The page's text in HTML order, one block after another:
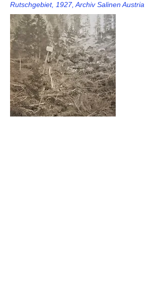
Rutschgebiet, 1927, Archiv Salinen Austria